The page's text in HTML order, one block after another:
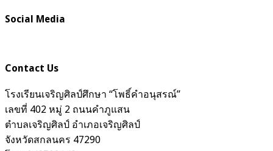
Social Media
Contact Us
โรงเรียนเจริญศิลป์ศึกษา “โพธิ์คำอนุสรณ์”
เลขที่ 402 หมู่ 2 ถนนคำภูแสน
ตำบลเจริญศิลป์ อำเภอเจริญศิลป์
จังหวัดสกลนคร 47290